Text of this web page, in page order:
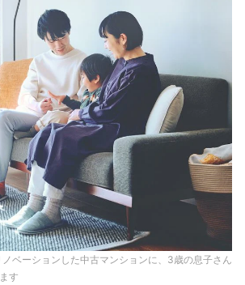
ベーションした中古マンションに、3歳の息子さん
す